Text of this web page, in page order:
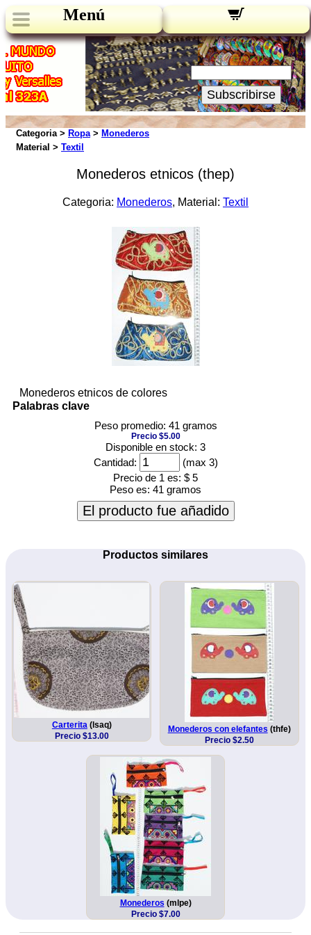
Menú
Novedades:
Su Email:
Subscribirse
Categoria > Ropa> Monederos
Material > Textil
Monederos etnicos (thep)
Categoria: Monederos, Material: Textil
Monederos etnicos de colores
Palabras clave
Peso promedio: 41 gramos
Precio $5.00
Disponible en stock: 3
Cantidad:
(max 3)
Precio de 1 es: $ 5
Peso es: 41 gramos
El producto fue añadido
Productos similares
Carterita(lsaq)
Precio $13.00
Monederos con elefantes (thfe)
Precio $2.50
Monederos (mlpe)
Precio $7.00